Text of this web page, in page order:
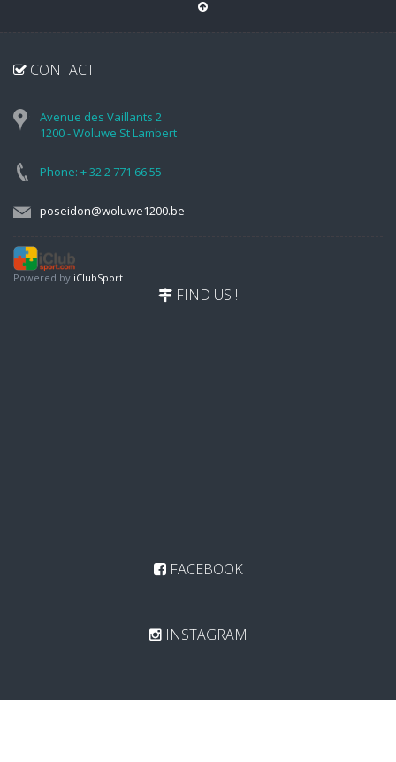
CONTACT
Avenue des Vaillants 2
1200 - Woluwe St Lambert
Phone: + 32 2 771 66 55
poseidon@woluwe1200.be
Powered by iClubSport
FIND US !
FACEBOOK
INSTAGRAM